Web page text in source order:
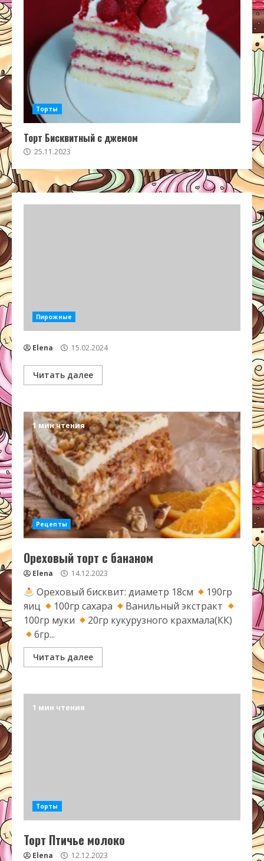
Торты
Торт Бисквитный с джемом
25.11.2023
Пирожные
Elena 15.02.2024
Читать далее
1 мин чтения
Рецепты
Ореховый торт с бананом
Elena 14.12.2023
Ореховый бисквит: диаметр 18см
190гр
яиц
100гр сахара
Ванильный экстракт
100гр муки
20гр кукурузного крахмала(КК)
6гр...
Читать далее
1 мин чтения
Торты
Торт Птичье молоко
Elena 12.12.2023